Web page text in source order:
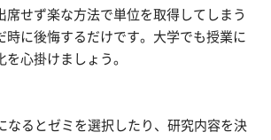
席せず楽な方法で単位を取得してしまう
時に後悔するだけです。大学でも授業に
心掛けましょう。
なるとゼミを選択したり、研究内容を決